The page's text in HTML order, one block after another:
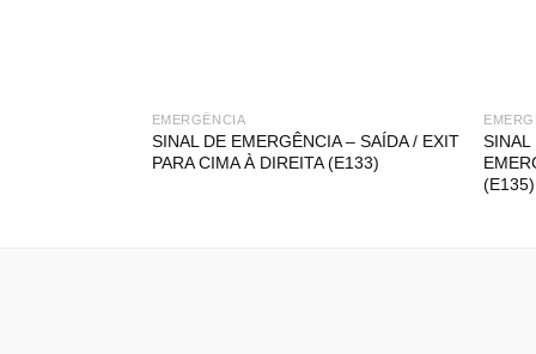
EMERGÊNCIA
SINAL DE EMERGÊNCIA – SAÍDA / EXIT
PARA CIMA À DIREITA (E133)
SINAL
(E135)